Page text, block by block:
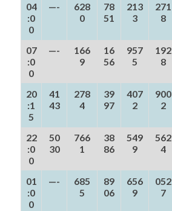
04
:0
0
—-
628
0
78
51
213
3
271
8
07
:0
0
—-
166
9
16
56
957
5
192
8
20
:1
5
41
43
278
4
39
97
407
2
900
2
22
:0
0
50
30
766
1
38
86
549
9
562
4
01
:0
0
—-
685
5
89
06
656
9
052
7